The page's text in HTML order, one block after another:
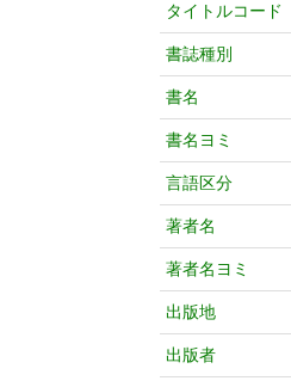
タイトルコード
書誌種別
書名
書名ヨミ
言語区分
著者名
著者名ヨミ
出版地
出版者